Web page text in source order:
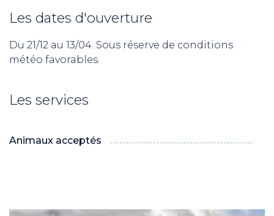
NORDIC
Les dates d'ouverture
Du 21/12 au 13/04. Sous réserve de conditions
météo favorables.
Les services
Animaux acceptés